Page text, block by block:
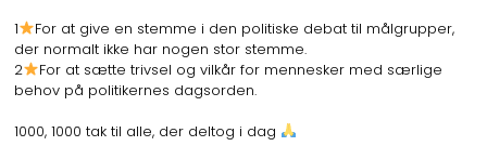
1
For at give en stemme i den politiske debat til målgrupper,
der normalt ikke har nogen stor stemme.
2
For at sætte trivsel og vilkår for mennesker med særlige
behov på politikernes dagsorden.
1000, 1000 tak til alle, der deltog i dag